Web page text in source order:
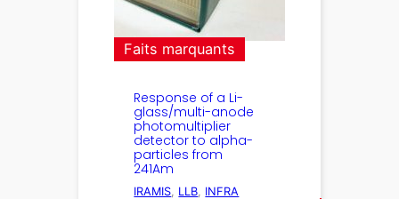
Faits marquants
Response of a Li-
glass/multi-anode
photomultiplier
detector to alpha-
particles from
241Am
IRAMIS, LLB, INFRA